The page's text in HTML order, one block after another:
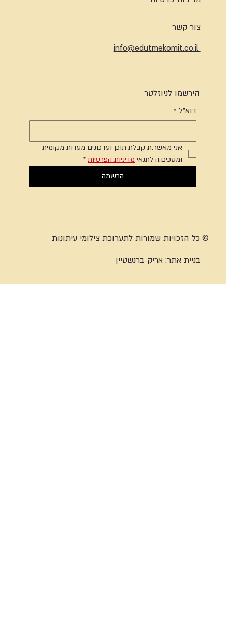
צור קשר
info@edutmekomit.co.il
הירשמו לניוזלטר
דוא"ל *
אני מאשר.ת קבלת תוכן ועדכונים מעדות מקומית
ומסכים.ה לתנאי מדיניות הפרטיות *
הרשמה
© כל הזכויות שמורות לתערוכת צילומי עיתונות
בניית אתר:אריק ברנשטיין